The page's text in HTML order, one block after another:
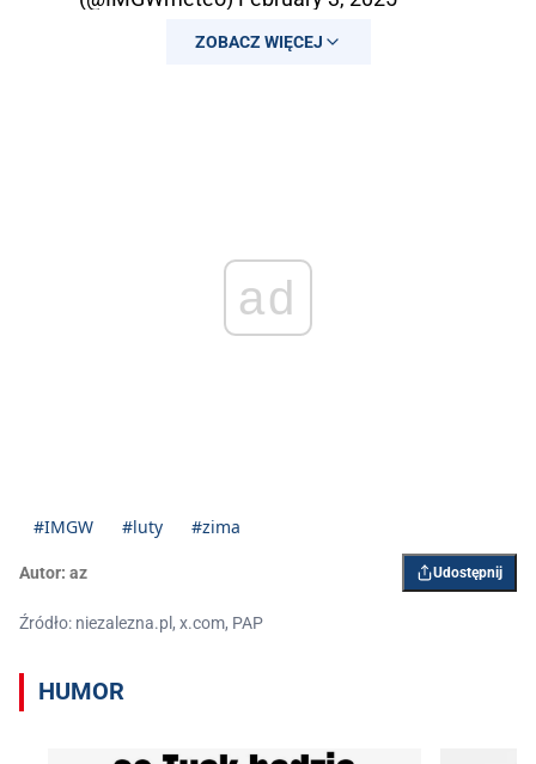
ZOBACZ WIĘCEJ
ad
#IMGW #luty #zima
Autor: az Udostępnij
Źródło: niezalezna.pl, x.com, PAP
HUMOR